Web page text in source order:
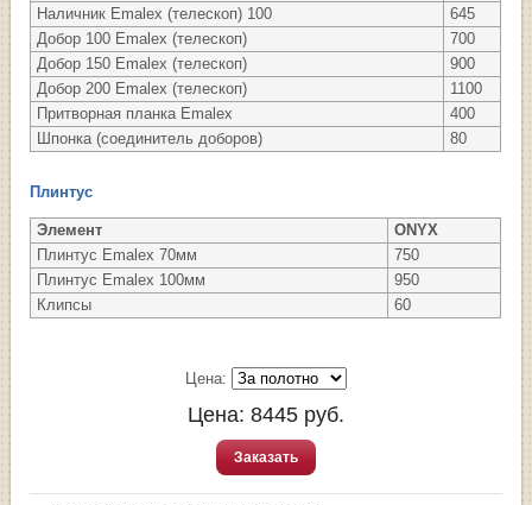
Наличник Emalex (телескоп) 100
645
Добор 100 Emalex (телескоп)
700
Добор 150 Emalex (телескоп)
900
Добор 200 Emalex (телескоп)
1100
Притворная планка Emalex
400
Шпонка (соединитель доборов)
80
Плинтус
Элемент
ONYX
Плинтус Emalex 70мм
750
Плинтус Emalex 100мм
950
Клипсы
60
Цена:
Цена: 8445 руб.
Заказать